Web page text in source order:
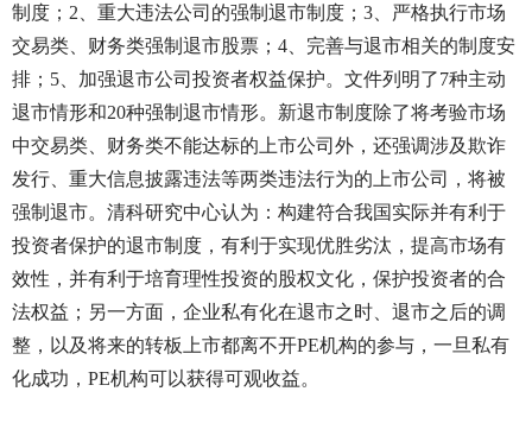
制度；2、重大违法公司的强制退市制度；3、严格执行市场
交易类、财务类强制退市股票；4、完善与退市相关的制度安
排；5、加强退市公司投资者权益保护。文件列明了7种主动
退市情形和20种强制退市情形。新退市制度除了将考验市场
中交易类、财务类不能达标的上市公司外，还强调涉及欺诈
发行、重大信息披露违法等两类违法行为的上市公司，将被
强制退市。清科研究中心认为：构建符合我国实际并有利于
投资者保护的退市制度，有利于实现优胜劣汰，提高市场有
效性，并有利于培育理性投资的股权文化，保护投资者的合
法权益；另一方面，企业私有化在退市之时、退市之后的调
整，以及将来的转板上市都离不开PE机构的参与，一旦私有
化成功，PE机构可以获得可观收益。